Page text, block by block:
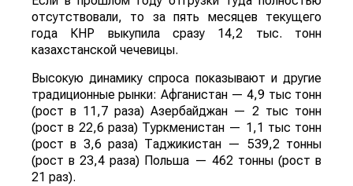
отсутствовали, то за пять месяцев текущего
года КНР выкупила сразу 14,2 тыс. тонн
казахстанской чечевицы.
Высокую динамику спроса показывают и другие
традиционные рынки: Афганистан — 4,9 тыс тонн
(рост в 11,7 раза) Азербайджан — 2 тыс тонн
(рост в 22,6 раза) Туркменистан — 1,1 тыс тонн
(рост в 3,6 раза) Таджикистан — 539,2 тонны
(рост в 23,4 раза) Польша — 462 тонны (рост в
21 раз).